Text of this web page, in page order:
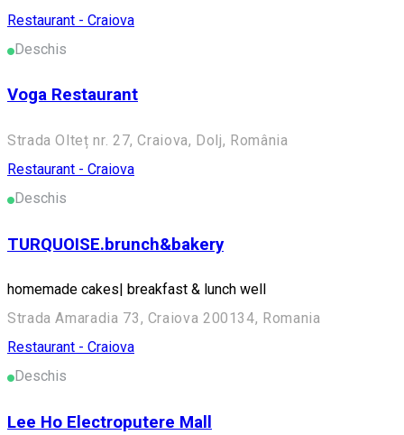
Restaurant - Craiova
Deschis
Voga Restaurant
Strada Olteț nr. 27, Craiova, Dolj, România
Restaurant - Craiova
Deschis
TURQUOISE.brunch&bakery
homemade cakes| breakfast & lunch well
Strada Amaradia 73, Craiova 200134, Romania
Restaurant - Craiova
Deschis
Lee Ho Electroputere Mall